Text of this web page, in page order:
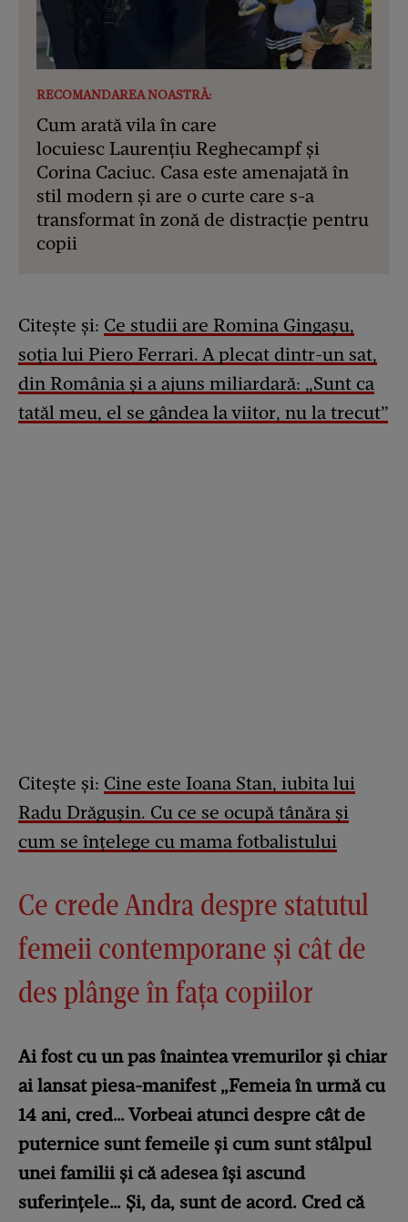
RECOMANDAREA NOASTRĂ:
Cum arată vila în care
locuiesc Laurențiu Reghecampf și
Corina Caciuc. Casa este amenajată în
stil modern și are o curte care s-a
transformat în zonă de distracție pentru
copii
Citește și: Ce studii are Romina Gingașu,
soția lui Piero Ferrari. A plecat dintr-un sat,
din România și a ajuns miliardară: „Sunt ca
tatăl meu, el se gândea la viitor, nu la trecut”
Citește și: Cine este Ioana Stan, iubita lui
Radu Drăgușin. Cu ce se ocupă tânăra și
cum se înțelege cu mama fotbalistului
Ce crede Andra despre statutul
femeii contemporane și cât de
des plânge în fața copiilor
Ai fost cu un pas înaintea vremurilor și chiar
ai lansat piesa-manifest „Femeia în urmă cu
14 ani, cred… Vorbeai atunci despre cât de
puternice sunt femeile și cum sunt stâlpul
unei familii și că adesea își ascund
suferințele… Și, da, sunt de acord. Cred că